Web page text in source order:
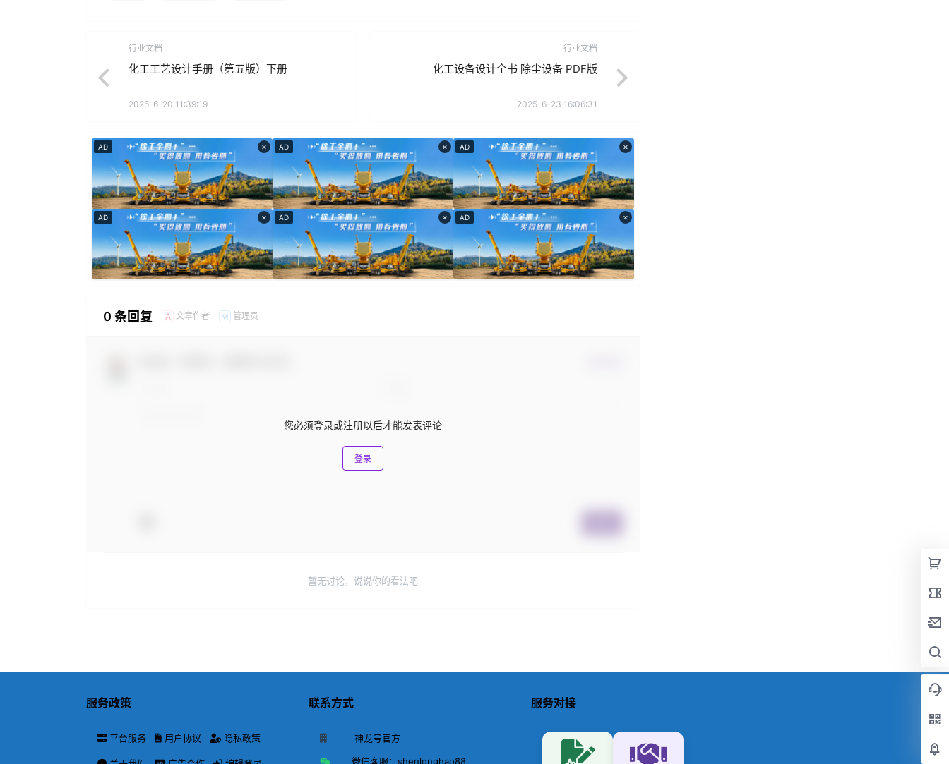
行业文档
化工工艺设计手册（第五版）下册
2025-6-20 11:39:19
行业文档
化工设备设计全书 除尘设备 PDF版
2025-6-23 16:06:31
×
AD ×
AD ×
AD
×
AD ×
AD ×
AD
0 条回复 A 文章作者 M 管理员
您必须登录或注册以后才能发表评论
登录
暂无讨论，说说你的看法吧
服务政策
平台服务 用户协议 隐私政策
联系方式
神龙号官方
微信客服： shenlonghao88
服务对接